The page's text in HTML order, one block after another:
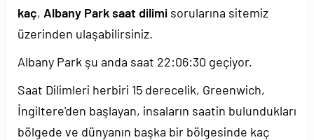
kaç, Albany Park saat dilimi sorularına sitemiz
üzerinden ulaşabilirsiniz.
Albany Park şu anda saat 22:06:30 geçiyor.
Saat Dilimleri herbiri 15 derecelik, Greenwich,
İngiltere'den başlayan, insaların saatin bulundukları
bölgede ve dünyanın başka bir bölgesinde kaç